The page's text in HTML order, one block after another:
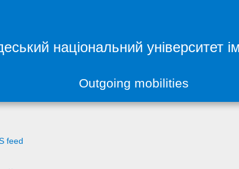
національний університет
Outgoing mobilities
feed